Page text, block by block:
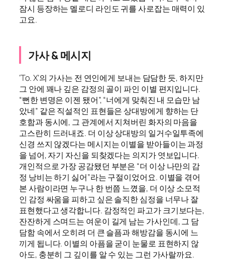
잠시 등장하는 멜로디 라인도 귀를 사로잡는 매력이 있
고요.
가사 & 메시지
‘To. X’의 가사는 전 연인에게 보내는 담담한 듯, 하지만
그 안에 꽤나 깊은 감정의 골이 파인 이별 편지입니다.
“뻔한 변명은 이젠 됐어”, “너에게 맞춰진 내 모습만 남
았네” 같은 직설적인 표현들은 상대방에게 향하는 단
호함과 동시에, 그 관계에서 지쳐버린 화자의 마음을
고스란히 드러내죠. 더 이상 상대방의 일거수일투족에
신경 쓰지 않겠다는 메시지는 이별을 받아들이는 과정
을 넘어, 자기 자신을 되찾겠다는 의지가 엿보입니다.
개인적으로 가장 공감됐던 부분은 “더 이상 나만의 감
정 낭비는 하기 싫어”라는 구절이었어요. 이별을 겪어
본 사람이라면 누구나 한 번쯤 느꼈을, 더 이상 소모적
인 감정 싸움을 피하고 싶은 솔직한 심정을 너무나 잘
표현했다고 생각합니다. 감정적인 파고가 크기보다는,
잔잔하게 스며드는 여운이 길게 남는 가사인데, 그 담
담함 속에서 오히려 더 큰 슬픔과 해방감을 동시에 느
끼게 됩니다. 이별의 아픔을 굳이 눈물로 표현하지 않
아도, 충분히 그 깊이를 알 수 있는 그런 가사랄까요.